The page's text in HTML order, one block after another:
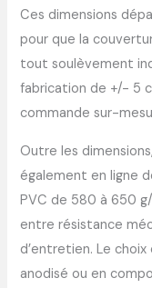
Ces dimensions
pour que la
tout soulèvement
fabrication de +/- 5
commande sur-
Outre les
également en ligne
PVC de 580 à 650
entre résistance
d’entretien. Le
anodisé ou en